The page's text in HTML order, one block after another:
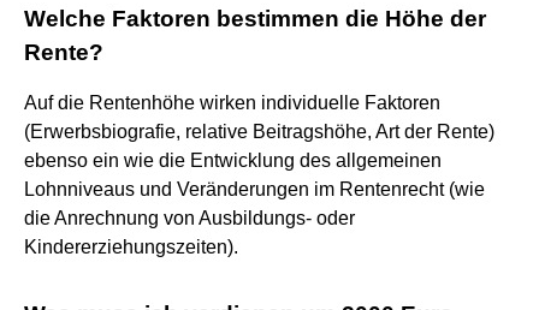
Welche Faktoren bestimmen die Höhe der
Rente?
Auf die Rentenhöhe wirken individuelle Faktoren
(Erwerbsbiografie, relative Beitragshöhe, Art der Rente)
ebenso ein wie die Entwicklung des allgemeinen
Lohnniveaus und Veränderungen im Rentenrecht (wie
die Anrechnung von Ausbildungs- oder
Kindererziehungszeiten).